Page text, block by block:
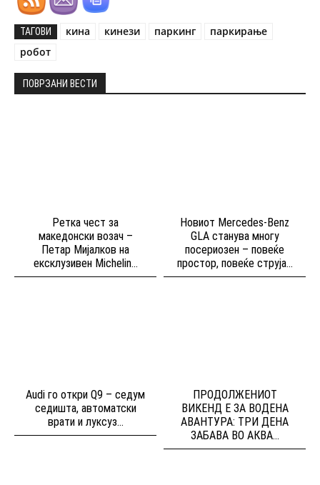
ТАГОВИ кина кинези паркинг
паркирање
робот
ПОВРЗАНИ ВЕСТИ
Ретка чест за
македонски возач –
Петар Мијалков на
ексклузивен Michelin...
Новиот Mercedes-Benz
GLA станува многу
посериозен – повеќе
простор, повеќе струја...
Audi го откри Q9 – седум
седишта, автоматски
врати и луксуз...
ПРОДОЛЖЕНИОТ
ВИКЕНД Е ЗА ВОДЕНА
АВАНТУРА: ТРИ ДЕНА
ЗАБАВА ВО АКВА...